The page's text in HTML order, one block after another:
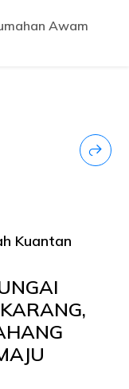
Awam
Kuantan